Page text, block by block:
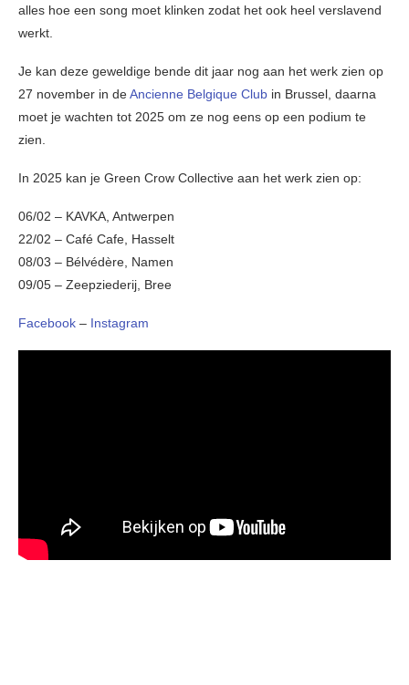
alles hoe een song moet klinken zodat het ook heel verslavend
werkt.
Je kan deze geweldige bende dit jaar nog aan het werk zien op
27 november in deAncienne Belgique Club in Brussel, daarna
moet je wachten tot 2025 om ze nog eens op een podium te
zien.
In 2025 kan je Green Crow Collective aan het werk zien op:
06/02 – KAVKA, Antwerpen
22/02 – Café Cafe, Hasselt
08/03 – Bélvédère, Namen
09/05 – Zeepziederij, Bree
Facebook – Instagram